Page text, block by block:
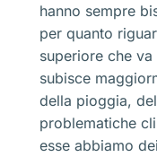
hanno sempre
per quanto
superiore che
subisce
della pioggia,
problematiche
esse abbiamo